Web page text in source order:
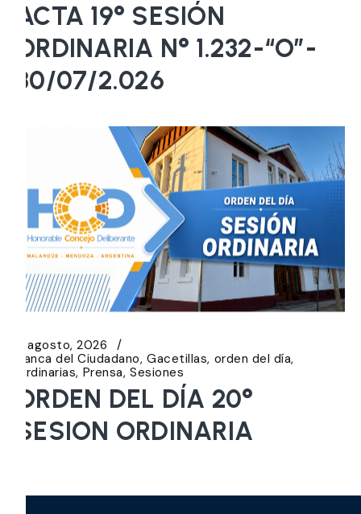
ACTA 19° SESIÓN
ORDINARIA N° 1.232-“O”-
30/07/2.026
5 agosto, 2026
Banca del Ciudadano Gacetillas orden del día
Ordinarias Prensa Sesiones
ORDEN DEL DÍA 20°
SESION ORDINARIA